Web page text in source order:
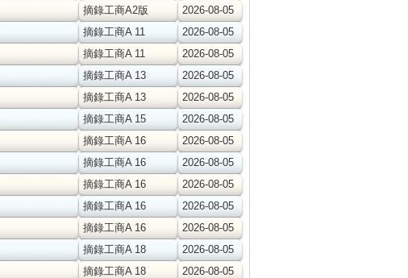
摘錄工商A2版
2026-08-05
摘錄工商A 11
2026-08-05
摘錄工商A 11
2026-08-05
摘錄工商A 13
2026-08-05
摘錄工商A 13
2026-08-05
摘錄工商A 15
2026-08-05
摘錄工商A 16
2026-08-05
摘錄工商A 16
2026-08-05
摘錄工商A 16
2026-08-05
摘錄工商A 16
2026-08-05
摘錄工商A 16
2026-08-05
摘錄工商A 18
2026-08-05
摘錄工商A 18
2026-08-05